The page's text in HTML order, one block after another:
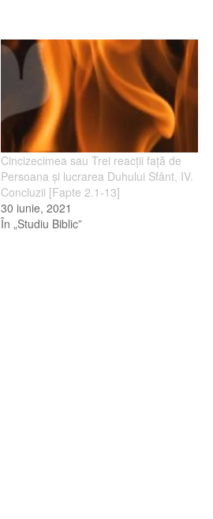
Cincizecimea sau Trei reacţii faţă de
Persoana şi lucrarea Duhului Sfânt, IV.
Concluzii [Fapte 2.1-13]
30 iunie, 2021
În „Studiu Biblic”